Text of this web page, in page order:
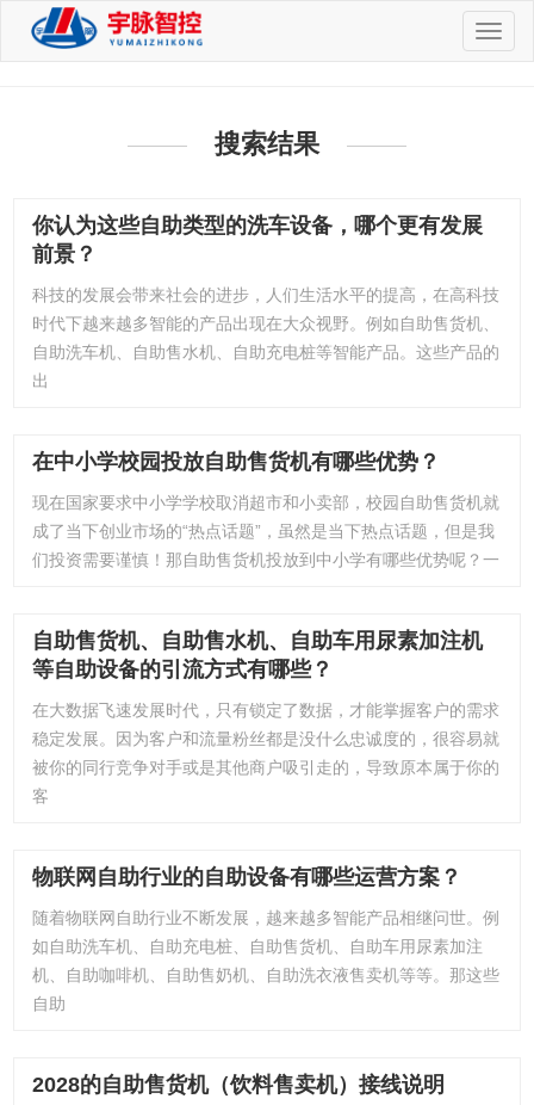
切
换
搜索结果
你认为这些自助类型的洗车设备，哪个更有发展
前景？
科技的发展会带来社会的进步，人们生活水平的提高，在高科技
时代下越来越多智能的产品出现在大众视野。例如自助售货机、
自助洗车机、自助售水机、自助充电桩等智能产品。这些产品的
出
在中小学校园投放自助售货机有哪些优势？
现在国家要求中小学学校取消超市和小卖部，校园自助售货机就
成了当下创业市场的“热点话题”，虽然是当下热点话题，但是我
们投资需要谨慎！那自助售货机投放到中小学有哪些优势呢？一
自助售货机、自助售水机、自助车用尿素加注机
等自助设备的引流方式有哪些？
在大数据飞速发展时代，只有锁定了数据，才能掌握客户的需求
稳定发展。因为客户和流量粉丝都是没什么忠诚度的，很容易就
被你的同行竞争对手或是其他商户吸引走的，导致原本属于你的
客
物联网自助行业的自助设备有哪些运营方案？
随着物联网自助行业不断发展，越来越多智能产品相继问世。例
如自助洗车机、自助充电桩、自助售货机、自助车用尿素加注
机、自助咖啡机、自助售奶机、自助洗衣液售卖机等等。那这些
自助
2028的自助售货机（饮料售卖机）接线说明